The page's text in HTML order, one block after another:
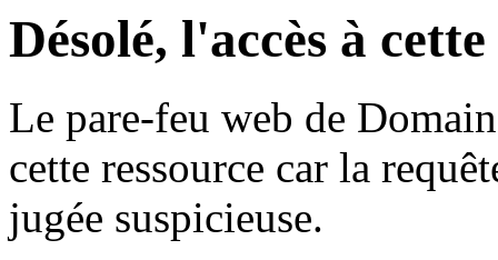
Désolé, l'accès à
Le pare-feu web de
cette ressource car la
jugée suspicieuse.